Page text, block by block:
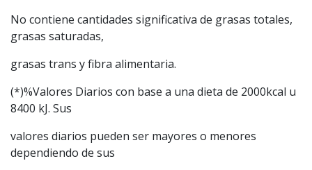
No contiene cantidades significativa de grasas totales,
grasas saturadas,
grasas trans y fibra alimentaria.
(*)%Valores Diarios con base a una dieta de 2000kcal u
8400 kJ. Sus
valores diarios pueden ser mayores o menores
dependiendo de sus